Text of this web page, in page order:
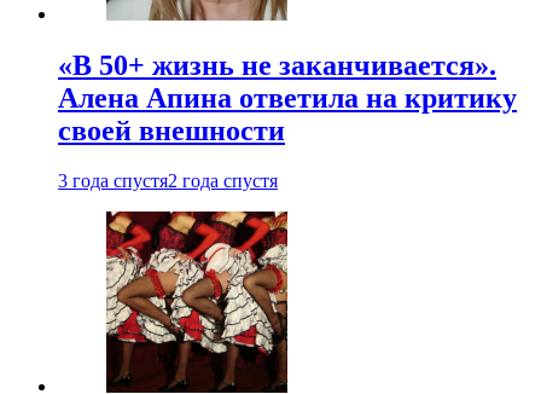
«В 50+ жизнь не заканчивается».
Алена Апина ответила на критику
своей внешности
3 года спустя2 года спустя